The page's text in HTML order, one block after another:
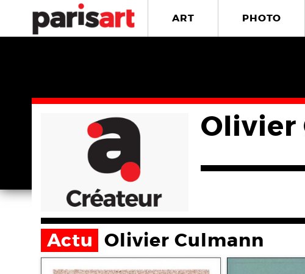
ART PHOTO
Olivier
Actu Olivier Culmann